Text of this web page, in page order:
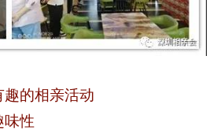
的相亲活动
味性